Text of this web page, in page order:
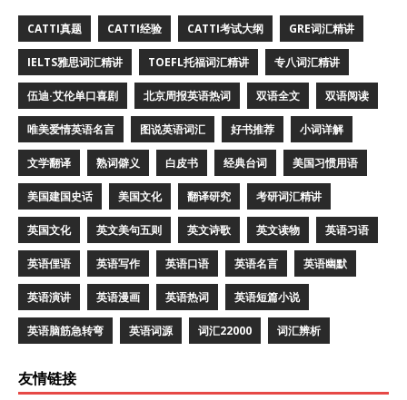
CATTI真题 CATTI经验 CATTI考试大纲 GRE词汇精讲
IELTS雅思词汇精讲 TOEFL托福词汇精讲 专八词汇精讲
伍迪·艾伦单口喜剧 北京周报英语热词 双语全文 双语阅读
唯美爱情英语名言 图说英语词汇 好书推荐 小词详解
文学翻译 熟词僻义 白皮书 经典台词 美国习惯用语
美国建国史话 美国文化 翻译研究 考研词汇精讲
英国文化 英文美句五则 英文诗歌 英文读物 英语习语
英语俚语 英语写作 英语口语 英语名言 英语幽默
英语演讲 英语漫画 英语热词 英语短篇小说
英语脑筋急转弯 英语词源 词汇22000 词汇辨析
友情链接